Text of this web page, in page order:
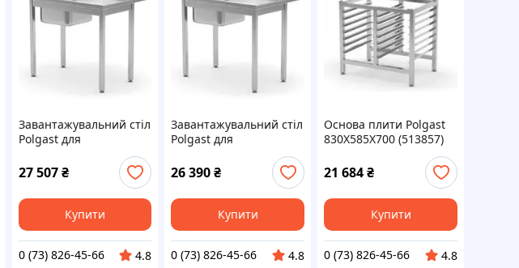
Завантажувальний стіл
Polgast для
посудомийних машин
(P) з мийкою (L) без
полиці 800X760X850
(248087760P)
27 507 ₴
Купити
0 (73) 826-45-66
4.8
Завантажувальний стіл
Polgast для
посудомийних машин
(P) з мийкою (L) без
полиці 800X700X850
(248087P)
26 390₴
Купити
0 (73) 826-45-66
4.8
Основа плити Polgast
830X585X700 (513857)
21 684₴
Купити
0 (73) 826-45-66
4.8